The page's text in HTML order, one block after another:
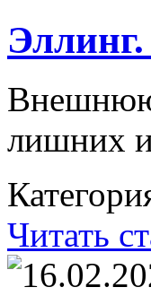
Внешнюю
лишних
Читать